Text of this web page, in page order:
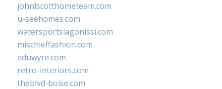
johnlscotthometeam.com
u-seehomes.com
watersportslagonissi.com
mischieffashion.com
eduwyre.com
retro-interiors.com
theblvd-boise.com